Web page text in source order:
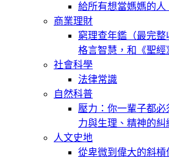
給所有想當媽媽的
商業理財
窮理查年鑑（最完
格言智慧，和《聖經
社會科學
法律常識
自然科普
壓力：你一輩子都
力與生理、精神的糾
人文史地
從卑微到偉大的斜槓